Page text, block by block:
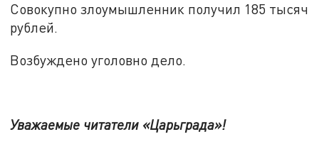
Совокупно злоумышленник получил 185 тысяч
рублей.
Возбуждено уголовно дело.
Уважаемые читатели «Царьграда»!